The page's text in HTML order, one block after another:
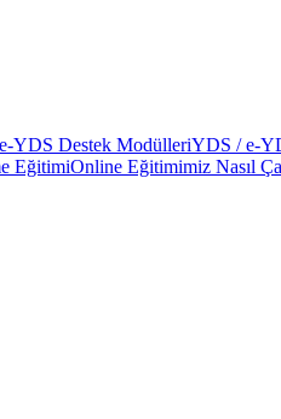
YDS Destek ModülleriYDS / e-
EğitimiOnline Eğitimimiz Nasıl